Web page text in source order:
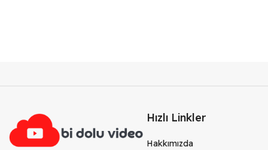
Hızlı Linkler
Hakkımızda